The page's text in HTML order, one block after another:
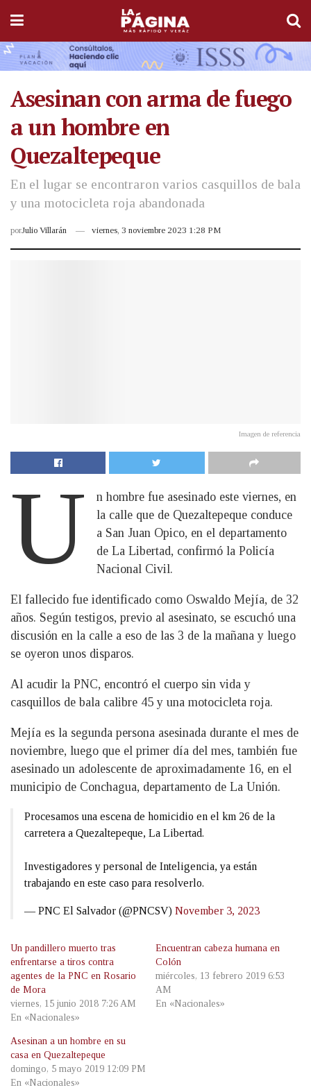
Asesinan con arma de fuego
a un hombre en
Quezaltepeque
En el lugar se encontraron varios casquillos de bala
y una motocicleta roja abandonada
porJulio Villarán viernes, 3 noviembre 2023 1:28 PM
Imagen de referencia
U
n hombre fue asesinado este viernes, en
la calle que de Quezaltepeque conduce
a San Juan Opico, en el departamento
de La Libertad, confirmó la Policía
Nacional Civil.
El fallecido fue identificado como Oswaldo Mejía, de 32
años. Según testigos, previo al asesinato, se escuchó una
discusión en la calle a eso de las 3 de la mañana y luego
se oyeron unos disparos.
Al acudir la PNC, encontró el cuerpo sin vida y
casquillos de bala calibre 45 y una motocicleta roja.
Mejía es la segunda persona asesinada durante el mes de
noviembre, luego que el primer día del mes, también fue
asesinado un adolescente de aproximadamente 16, en el
municipio de Conchagua, departamento de La Unión.
Procesamos una escena de homicidio en el km 26 de la
carretera a Quezaltepeque, La Libertad.
Investigadores y personal de Inteligencia, ya están
trabajando en este caso para resolverlo.
— PNC El Salvador (@PNCSV) November 3, 2023
Un pandillero muerto tras
enfrentarse a tiros contra
agentes de la PNC en Rosario
de Mora
viernes, 15 junio 2018 7:26 AM
En «Nacionales»
Encuentran cabeza humana en
Colón
miércoles, 13 febrero 2019 6:53
AM
En «Nacionales»
Asesinan a un hombre en su
casa en Quezaltepeque
domingo, 5 mayo 2019 12:09 PM
En «Nacionales»